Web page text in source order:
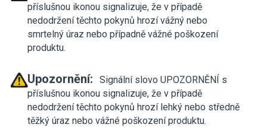
příslušnou ikonou signalizuje, že v případě
nedodržení těchto pokynů hrozí vážný nebo
smrtelný úraz nebo případně vážné poškození
produktu.
Upozornění:
Signální slovo UPOZORNĚNÍ s
příslušnou ikonou signalizuje, že v případě
nedodržení těchto pokynů hrozí lehký nebo středně
těžký úraz nebo vážné poškození produktu.